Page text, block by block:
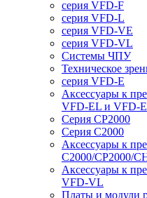
серия VFD-F
серия VFD-L
серия VFD-VE
серия VFD-VL
Системы ЧПУ
Техническое
серия VFD-E
Аксессуары к
VFD-EL и VFD-E
Серия CP2000
Серия C2000
Аксессуары к
С2000/CP2000/
Аксессуары к
VFD-VL
Платы и модули